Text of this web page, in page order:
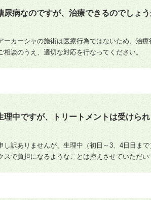
尿病なのですが、治療できるのでしょう
ーカーシャの施術は医療行為ではないため、治
相談のうえ、適切な対応を行なってください。
理中ですが、トリートメントは受けられ
し訳ありませんが、生理中（初日～3、4日目ま
スで負担になるようなことは控えさせていただ